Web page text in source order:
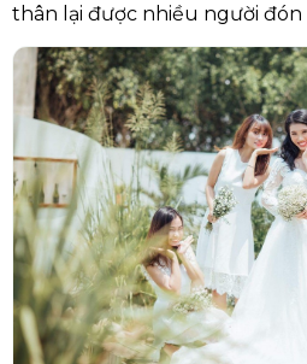
thân lại được nhiều người đón